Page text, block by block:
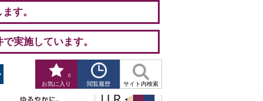
す。
実施しています。
お気に入り
0
閲覧履歴 サイト内検索